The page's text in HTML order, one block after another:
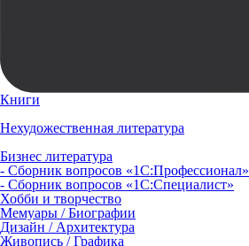
Книги
Нехудожественная литература
Бизнес литература
- Сборник вопросов «1С:Профессионал»
- Сборник вопросов «1С:Специалист»
Хобби и творчество
Мемуары / Биографии
Дизайн / Архитектура
Живопись / Графика